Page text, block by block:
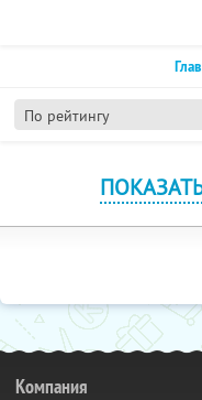
По рейтингу
Компания